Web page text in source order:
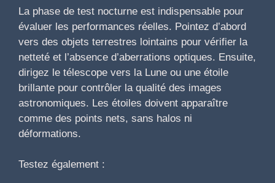
La phase de test nocturne est indispensable pour
évaluer les performances réelles. Pointez d’abord
vers des objets terrestres lointains pour vérifier la
netteté et l’absence d’aberrations optiques. Ensuite,
dirigez le télescope vers la Lune ou une étoile
brillante pour contrôler la qualité des images
astronomiques. Les étoiles doivent apparaître
comme des points nets, sans halos ni
déformations.
Testez également :